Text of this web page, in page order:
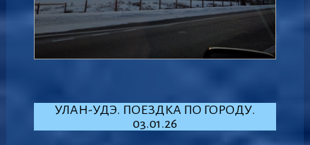
УЛАН-УДЭ. ПОЕЗДКА ПО ГОРОДУ.
03.01.26